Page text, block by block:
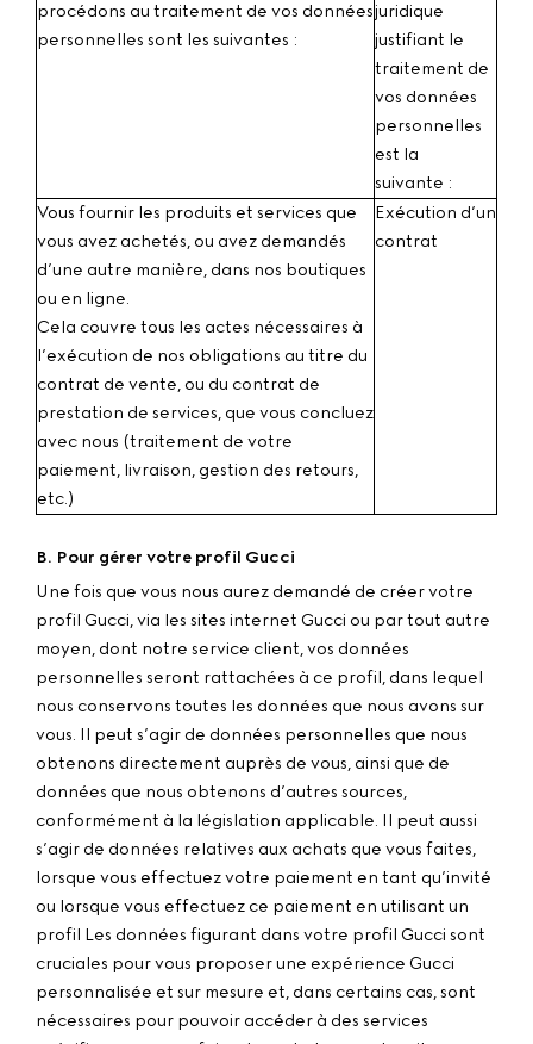
procédons au traitement de vos données
personnelles sont les suivantes :
juridique
justifiant le
traitement de
vos données
personnelles
est la
suivante :
Vous fournir les produits et services que
vous avez achetés, ou avez demandés
d’une autre manière, dans nos boutiques
ou en ligne.
Cela couvre tous les actes nécessaires à
l’exécution de nos obligations au titre du
contrat de vente, ou du contrat de
prestation de services, que vous concluez
avec nous (traitement de votre
paiement, livraison, gestion des retours,
etc.)
Exécution d’un
contrat
B. Pour gérer votre profil Gucci
Une fois que vous nous aurez demandé de créer votre
profil Gucci, via les sites internet Gucci ou par tout autre
moyen, dont notre service client, vos données
personnelles seront rattachées à ce profil, dans lequel
nous conservons toutes les données que nous avons sur
vous. Il peut s’agir de données personnelles que nous
obtenons directement auprès de vous, ainsi que de
données que nous obtenons d’autres sources,
conformément à la législation applicable. Il peut aussi
s’agir de données relatives aux achats que vous faites,
lorsque vous effectuez votre paiement en tant qu’invité
ou lorsque vous effectuez ce paiement en utilisant un
profil Les données figurant dans votre profil Gucci sont
cruciales pour vous proposer une expérience Gucci
personnalisée et sur mesure et, dans certains cas, sont
nécessaires pour pouvoir accéder à des services